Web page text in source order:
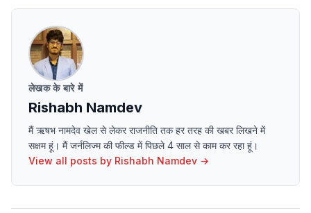
लेखक के बारे में
Rishabh Namdev
मैं ऋषभ नामदेव खेल से लेकर राजनीति तक हर तरह की खबर लिखने में
सक्षम हूं। मैं जर्नलिज्म की फील्ड में पिछले 4 साल से काम कर रहा हूं।
View all posts by Rishabh Namdev →